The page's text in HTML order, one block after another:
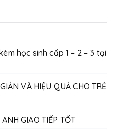
học sinh cấp 1 – 2 – 3 tại
VÀ HIỆU QUẢ CHO TRẺ
GIAO TIẾP TỐT